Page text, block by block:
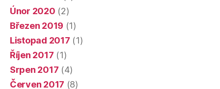
Únor 2020 (2)
Březen 2019 (1)
Listopad 2017 (1)
Říjen 2017 (1)
Srpen 2017 (4)
Červen 2017 (8)